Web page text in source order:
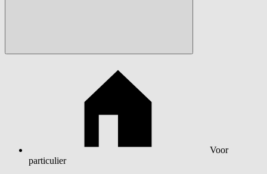
Voor
particulier